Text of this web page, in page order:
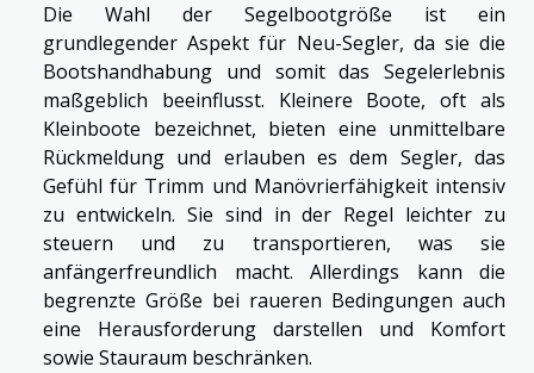
Die Wahl der Segelbootgröße ist ein
grundlegender Aspekt für Neu-Segler, da sie die
Bootshandhabung und somit das Segelerlebnis
maßgeblich beeinflusst. Kleinere Boote, oft als
Kleinboote bezeichnet, bieten eine unmittelbare
Rückmeldung und erlauben es dem Segler, das
Gefühl für Trimm und Manövrierfähigkeit intensiv
zu entwickeln. Sie sind in der Regel leichter zu
steuern und zu transportieren, was sie
anfängerfreundlich macht. Allerdings kann die
begrenzte Größe bei raueren Bedingungen auch
eine Herausforderung darstellen und Komfort
sowie Stauraum beschränken.